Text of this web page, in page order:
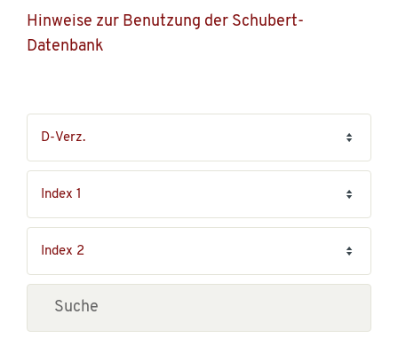
Hinweise zur Benutzung der Schubert-
Datenbank